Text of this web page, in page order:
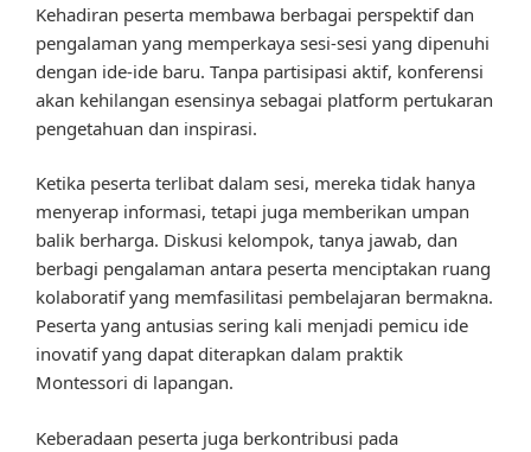
Kehadiran peserta membawa berbagai perspektif dan
pengalaman yang memperkaya sesi-sesi yang dipenuhi
dengan ide-ide baru. Tanpa partisipasi aktif, konferensi
akan kehilangan esensinya sebagai platform pertukaran
pengetahuan dan inspirasi.
Ketika peserta terlibat dalam sesi, mereka tidak hanya
menyerap informasi, tetapi juga memberikan umpan
balik berharga. Diskusi kelompok, tanya jawab, dan
berbagi pengalaman antara peserta menciptakan ruang
kolaboratif yang memfasilitasi pembelajaran bermakna.
Peserta yang antusias sering kali menjadi pemicu ide
inovatif yang dapat diterapkan dalam praktik
Montessori di lapangan.
Keberadaan peserta juga berkontribusi pada